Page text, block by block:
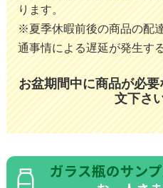
ります。
※夏季休暇前後の商品の配
通事情による遅延が発生す
お盆期間中に商品が必
文下さ